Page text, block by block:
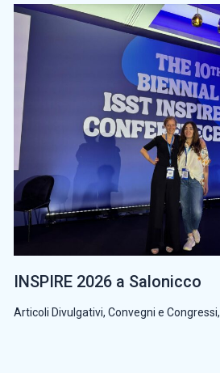
INSPIRE 2026 a Salonicco
Articoli Divulgativi, Convegni e Congressi,